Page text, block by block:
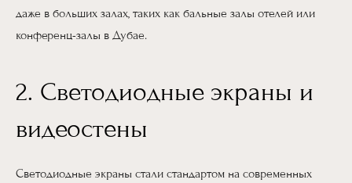
даже в больших залах, таких как бальные залы отелей или
конференц-залы в Дубае.
2. Светодиодные экраны и
видеостены
Светодиодные экраны стали стандартом на современных